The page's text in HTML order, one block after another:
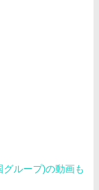
ループ)の動画も